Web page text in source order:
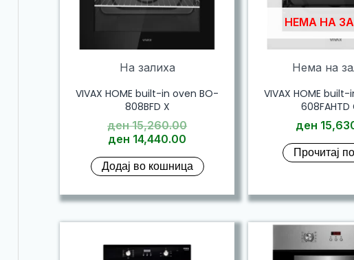
На залиха
VIVAX HOME built-in oven BO-
808BFD X
ден15,260.00Original
ден 15,260.00.
ден 14,440.00
is:
ден 14,440.00.
Додај во кошница
НЕМА НА
Нема на
VIVAX HOME
608FAHTD
ден
Прочитај